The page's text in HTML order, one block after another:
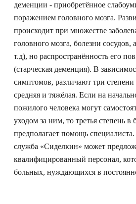
деменции - приобретённое
поражением головного мозга.
происходит при множестве
головного мозга, болезни сосудов,
т.д), но распространённость его
(старческая деменция). В
симптомов, различают три степени
средняя и тяжёлая. Если на
пожилого человека могут
уходом за ним, то третья степень в
предполагает помощь
служба «Сиделкин» может
квалифицированный персонал,
больных, нуждающихся в